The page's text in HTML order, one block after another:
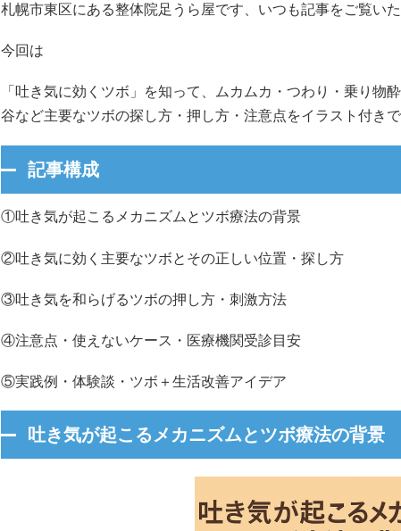
札幌市東区にある整体院足うら屋です、いつも記事をご覧い
今回は
「吐き気に効くツボ」を知って、ムカムカ・つわり・乗り物
谷など主要なツボの探し方・押し方・注意点をイラスト付き
記事構成
①吐き気が起こるメカニズムとツボ療法の背景
②吐き気に効く主要なツボとその正しい位置・探し方
③吐き気を和らげるツボの押し方・刺激方法
④注意点・使えないケース・医療機関受診目安
⑤実践例・体験談・ツボ＋生活改善アイデア
吐き気が起こるメカニズムとツボ療法の背景